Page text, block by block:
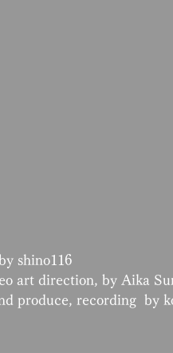
shino116
art direction, by Aika
produce, recording  by